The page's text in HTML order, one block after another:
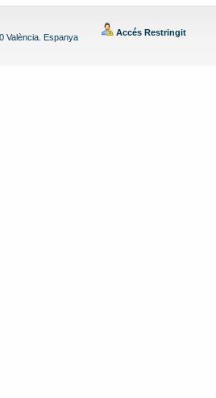
València. Espanya
Accés Restringit